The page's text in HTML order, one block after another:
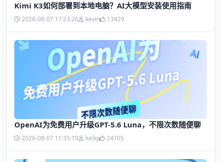
Kimi K3如何部署到本地电脑？AI大模型安装使用指南
2026-08-07 17:23:26 kevin 13429
OpenAI为免费用户升级GPT-5.6 Luna，不限次数随便聊
2026-08-07 11:35:19 lucky 24705